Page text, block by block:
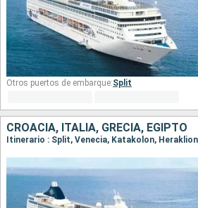
Otros puertos de embarque:Split
CROACIA, ITALIA, GRECIA, EGIPTO
Itinerario : Split, Venecia, Katakolon,